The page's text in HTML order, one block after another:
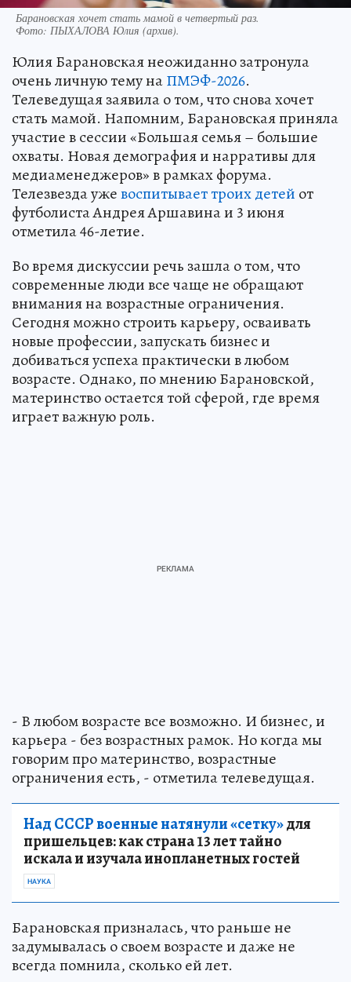
Барановская хочет стать мамой в четвертый раз.
Фото: ПЫХАЛОВА Юлия (архив).
Юлия Барановская неожиданно затронула
очень личную тему наПМЭФ-2026.
Телеведущая заявила о том, что снова хочет
стать мамой. Напомним, Барановская приняла
участие в сессии «Большая семья – большие
охваты. Новая демография и нарративы для
медиаменеджеров» в рамках форума.
Телезвезда ужевоспитывает троих детей от
футболиста Андрея Аршавина и 3 июня
отметила 46-летие.
Во время дискуссии речь зашла о том, что
современные люди все чаще не обращают
внимания на возрастные ограничения.
Сегодня можно строить карьеру, осваивать
новые профессии, запускать бизнес и
добиваться успеха практически в любом
возрасте. Однако, по мнению Барановской,
материнство остается той сферой, где время
играет важную роль.
- В любом возрасте все возможно. И бизнес, и
карьера - без возрастных рамок. Но когда мы
говорим про материнство, возрастные
ограничения есть, - отметила телеведущая.
Над СССР военные натянули «сетку»для
пришельцев: как страна 13 лет тайно
искала и изучала инопланетных гостей
НАУКА
Барановская призналась, что раньше не
задумывалась о своем возрасте и даже не
всегда помнила, сколько ей лет.